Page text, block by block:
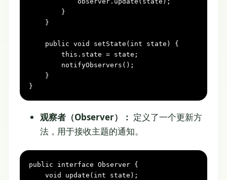
public void setState( int state)
{
this .state = state;
}
观察者（Observer）： 定义了一个更新方
法，用于接收主题的通知。
public interface Observer {
void
update( int state) ;